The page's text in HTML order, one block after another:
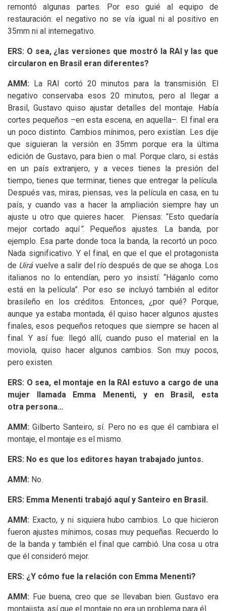
remontó algunas partes. Por eso guié al equipo de
restauración: el negativo no se vía igual ni al positivo en
35mm ni al internegativo.
ERS: O sea, ¿las versiones que mostró la RAIy las que
circularon en Brasil eran diferentes?
AMM: La RAI cortó 20 minutos para la transmisión. El
negativo conservaba esos 20 minutos, pero al llegar a
Brasil, Gustavo quiso ajustar detalles del montaje. Había
cortes pequeños –en esta escena, en aquella–. El final era
un poco distinto. Cambios mínimos, pero existían. Les dije
que siguieran la versión en 35mm porque era la última
edición de Gustavo, para bien o mal. Porque claro, si estás
en un país extranjero, y a veces tienes la presión del
tiempo, tienes que terminar, tienes que entregar la película.
Después vas, miras, piensas, ves la película en casa, en tu
país, y cuando vas a hacer la ampliación siempre hay un
ajuste u otro que quieres hacer. Piensas: “Esto quedaría
mejor cortado aquí”. Pequeños ajustes. La banda, por
ejemplo. Esa parte donde toca la banda, la recortó un poco.
Nada significativo. Y el final, en que el que el protagonista
de Uirá vuelve a salir del río después de que se ahoga. Los
italianos no lo entendían, pero yo insistí: “Háganlo como
está en la película”. Por eso se incluyó también al editor
brasileño en los créditos. Entonces, ¿por qué? Porque,
aunque ya estaba montada, él quiso hacer algunos ajustes
finales, esos pequeños retoques que siempre se hacen al
final. Y así fue: llegó allí, cuando puso el material en la
moviola, quiso hacer algunos cambios. Son muy pocos,
pero existen.
ERS: O sea, el montaje en la RAI estuvo a cargo de una
mujer llamada Emma Menenti, y en Brasil, esta
otra persona…
AMM: Gilberto Santeiro, sí. Pero no es que él cambiara el
montaje, el montaje es el mismo.
ERS: No es que los editores hayan trabajado juntos.
AMM: No.
ERS: Emma Menenti trabajó aquí y Santeiro en Brasil.
AMM: Exacto, y ni siquiera hubo cambios. Lo que hicieron
fueron ajustes mínimos, cosas muy pequeñas. Recuerdo lo
de la banda y también el final que cambió. Una cosa u otra
que él consideró mejor.
ERS: ¿Y cómo fue la relación con Emma Menenti?
AMM: Fue buena, creo que se llevaban bien. Gustavo era
montajista, así que el montaje no era un problema para él.